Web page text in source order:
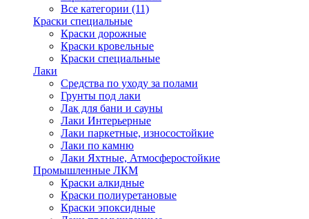
Все категории (11)
Краски специальные
Краски дорожные
Краски кровельные
Краски специальные
Лаки
Cредства по уходу за полами
Грунты под лаки
Лак для бани и сауны
Лаки Интерьерные
Лаки паркетные, износостойкие
Лаки по камню
Лаки Яхтные, Атмосферостойкие
Промышленные ЛКМ
Краски алкидные
Краски полиуретановые
Краски эпоксидные